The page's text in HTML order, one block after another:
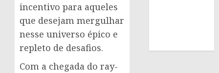
incentivo para aqueles
que desejam mergulhar
nesse universo épico e
repleto de desafios.
Com a chegada do ray-